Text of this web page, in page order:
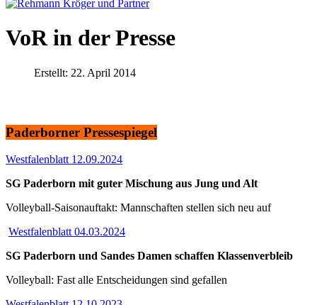
VoR in der Presse
Erstellt: 22. April 2014
Paderborner Pressespiegel
Westfalenblatt 12.09.2024
SG Paderborn mit guter Mischung aus Jung und Alt
Volleyball-Saisonauftakt: Mannschaften stellen sich neu auf
Westfalenblatt 04.03.2024
SG Paderborn und Sandes Damen schaffen Klassenverbleib
Volleyball: Fast alle Entscheidungen sind gefallen